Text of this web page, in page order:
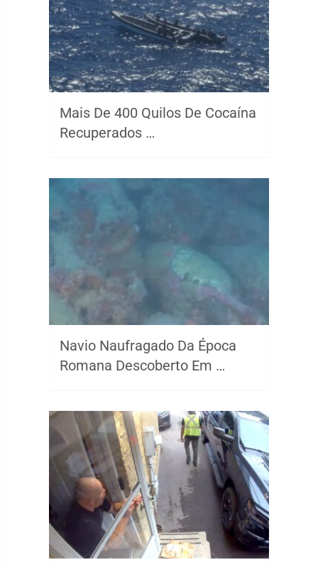
Mais De 400 Quilos De Cocaína
Recuperados …
Navio Naufragado Da Época
Romana Descoberto Em …